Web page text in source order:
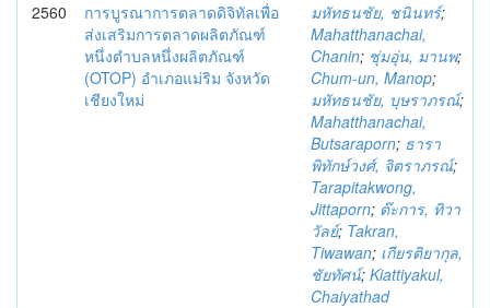
2560
การบูรณาการตลาดดิจิทัลเพื่อ
ส่งเสริมการตลาดผลิตภัณฑ์
หนึ่งตำบลหนึ่งผลิตภัณฑ์
(OTOP) อำเภอแม่ริม จังหวัด
เชียงใหม่
มหัทธนชัย, ชนินทร์;
Mahatthanachai,
Chanin; ชุ่มอุ่น, มานพ;
Chum-un, Manop;
มหัทธนชัย, บุษราภรณ์;
Mahatthanachai,
Butsaraporn; ธารา
พิทักษ์วงศ์, จิตราภรณ์;
Tarapitakwong,
Jittaporn; ต๊ะการ, ทิวา
วัลย์; Takran,
Tiwawan; เกียรติยากุล,
ชัยทัศน์; Kiattiyakul,
Chaiyathad